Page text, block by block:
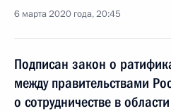
6 марта 2020 года, 20:45
Подписан закон о
между правительствами
о сотрудничестве в